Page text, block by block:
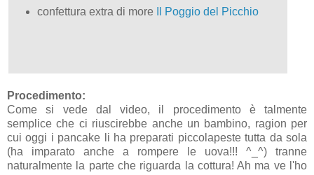
confettura extra di more
Il Poggio del Picchio
Procedimento:
Come si vede dal video, il procedimento è talmente
semplice che ci riuscirebbe anche un bambino, ragion per
cui oggi i pancake li ha preparati piccolapeste tutta da sola
(ha imparato anche a rompere le uova!!! ^_^) tranne
naturalmente la parte che riguarda la cottura! Ah ma ve l'ho